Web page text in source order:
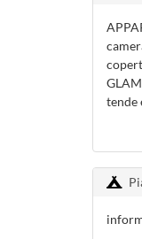
tende